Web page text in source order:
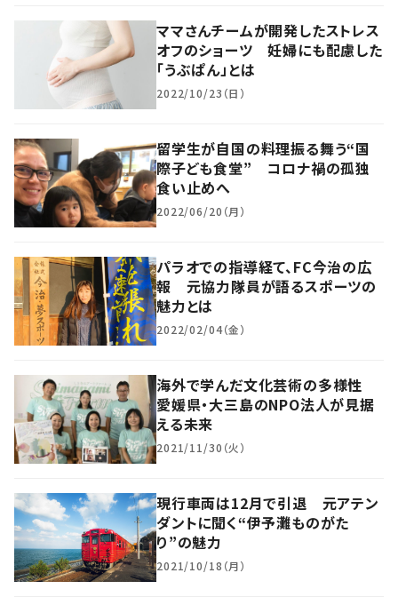
ママさんチームが開発したストレス
オフのショーツ 妊婦にも配慮した
「うぶぱん」とは
2022/10/23（日）
留学生が自国の料理振る舞う“国
際子ども食堂” コロナ禍の孤独
食い止めへ
2022/06/20（月）
パラオでの指導経て、FC今治の広
報 元協力隊員が語るスポーツの
魅力とは
2022/02/04（金）
海外で学んだ文化芸術の多様性
愛媛県・大三島のNPO法人が見据
える未来
2021/11/30（火）
現行車両は12月で引退 元アテン
ダントに聞く“伊予灘ものがた
り”の魅力
2021/10/18（月）